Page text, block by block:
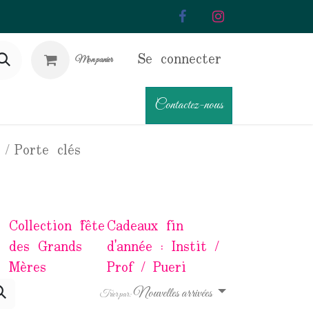
Mon panier
Se connecter
Contactez-nous
Porte clés
Collection fête
des Grands
Mères
Cadeaux fin
d'année : Instit /
Prof / Pueri
Trier par:Nouvelles arrivées